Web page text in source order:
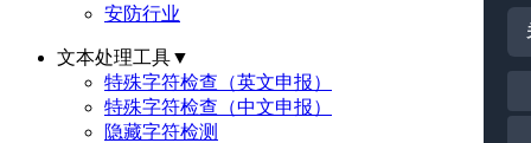
安防行业
文本处理工具▼
特殊字符检查（英文申报）
特殊字符检查（中文申报）
隐藏字符检测